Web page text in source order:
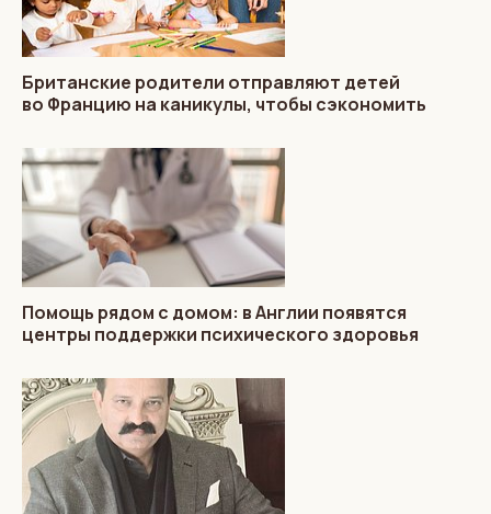
Британские родители отправляют детей
во Францию на каникулы, чтобы сэкономить
Помощь рядом с домом: в Англии появятся
центры поддержки психического здоровья